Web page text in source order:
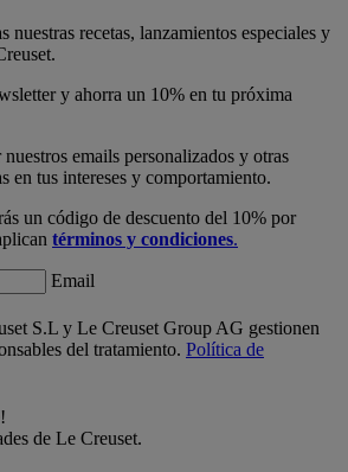
nuestras recetas, lanzamientos especiales y
y ahorra un 10% en tu próxima
emails personalizados y otras
en tus intereses y comportamiento.
un código de descuento del 10% por
términos y condiciones.
Email
S.L y Le Creuset Group AG gestionen
del tratamiento. Política de
de Le Creuset.